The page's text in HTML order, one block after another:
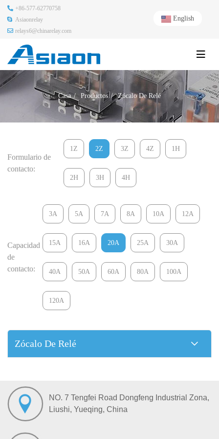
+86-577-62770758
Asiaonrelay
relays6@chinarelay.com
English
Casa Productos Zócalo De Relé
Formulario de
contacto:
1Z 2Z 3Z 4Z 1H
2H 3H 4H
Capacidad
de
contacto:
3A 5A 7A 8A 10A 12A
15A 16A 20A 25A 30A
40A 50A 60A 80A 100A
120A
Zócalo De Relé
NO. 7 Tengfei Road Dongfeng Industrial Zona,
Liushi, Yueqing, China